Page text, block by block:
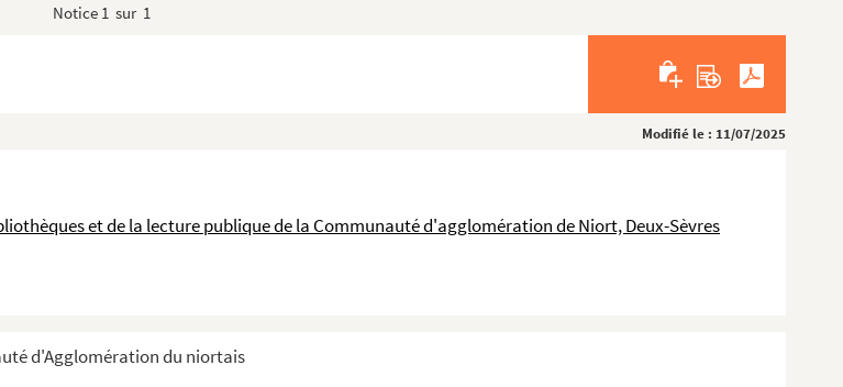
Notice 1 sur 1
Modifié le : 11/07/2025
et de la lecture publique de la Communauté d'agglomération de Niort, Deux-Sèvres
d'Agglomération du niortais